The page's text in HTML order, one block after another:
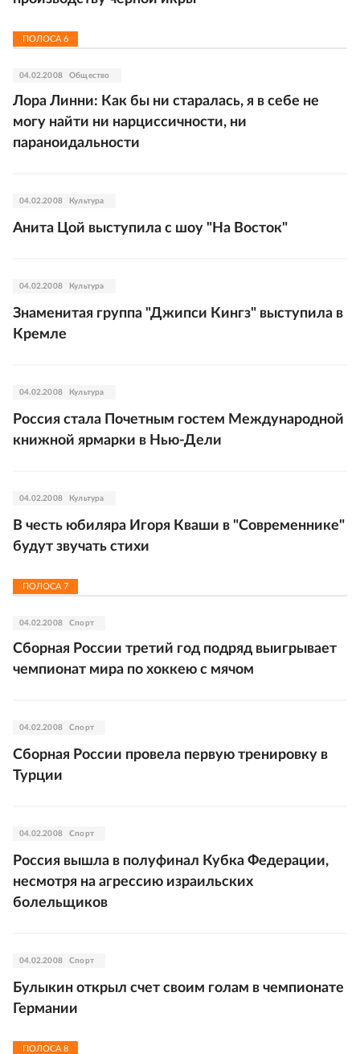
ПОЛОСА 6
04.02.2008 Общество
Лора Линни: Как бы ни старалась, я в себе не
могу найти ни нарциссичности, ни
параноидальности
04.02.2008 Культура
Анита Цой выступила с шоу "На Восток"
04.02.2008 Культура
Знаменитая группа "Джипси Кингз" выступила в
Кремле
04.02.2008 Культура
Россия стала Почетным гостем Международной
книжной ярмарки в Нью-Дели
04.02.2008 Культура
В честь юбиляра Игоря Кваши в "Современнике"
будут звучать стихи
ПОЛОСА 7
04.02.2008 Спорт
Сборная России третий год подряд выигрывает
чемпионат мира по хоккею с мячом
04.02.2008 Спорт
Сборная России провела первую тренировку в
Турции
04.02.2008 Спорт
Россия вышла в полуфинал Кубка Федерации,
несмотря на агрессию израильских
болельщиков
04.02.2008 Спорт
Булыкин открыл счет своим голам в чемпионате
Германии
ПОЛОСА 8